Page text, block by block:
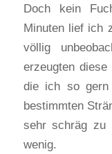
Doch kein
Minuten lief ich
völlig
erzeugten
die ich so
bestimmten
sehr schräg zu
wenig.